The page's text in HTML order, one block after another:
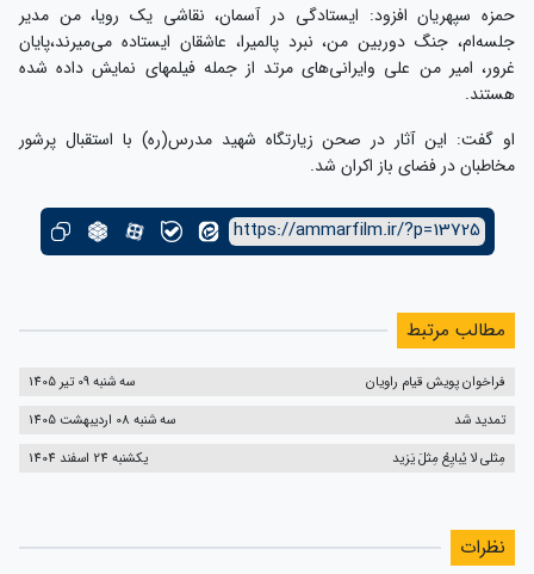
حمزه سپهریان افزود: ایستادگی در آسمان، نقاشی یک رویا، من مدیر
جلسه‌ام، جنگ دوربین من، نبرد پالمیرا، عاشقان ایستاده می‌میرند،پایان
غرور، امیر من علی وایرانی‌های مرتد از جمله فیلمهای نمایش داده شده
هستند.
او گفت: این آثار در صحن زیارتگاه شهید مدرس(ره) با استقبال پرشور
مخاطبان در فضای باز اکران شد.
https://ammarfilm.ir/?p=13725
مطالب مرتبط
فراخوان پویش قیام راویان
سه شنبه 09 تیر 1405
تمدید شد
سه شنبه 08 اردیبهشت 1405
مِثلی لا یُبایِعُ مِثلَ یَزید
یکشنبه 24 اسفند 1404
نظرات